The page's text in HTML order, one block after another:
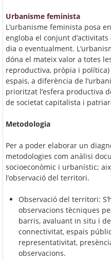
Urbanisme feminista
L’urbanisme feminista posa
engloba el conjunt
dia o eventualment.
dóna el mateix valor a totes
reproductiva, pròpia i
espais, a diferència de
prioritzat l’esfera productiva
de societat capitalista i
Metodologia
Per a poder elaborar un
metodologies com anàlisi
socioeconòmic i urbanístic;
l’observació del territori.
Observació del territori:
observacions tècniques
barris, avaluant in situ i
connectivitat, espais
representativitat,
observacions.